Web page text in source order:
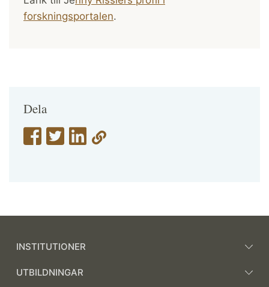
Dela
forskningsportalen.
INSTITUTIONER
UTBILDNINGAR